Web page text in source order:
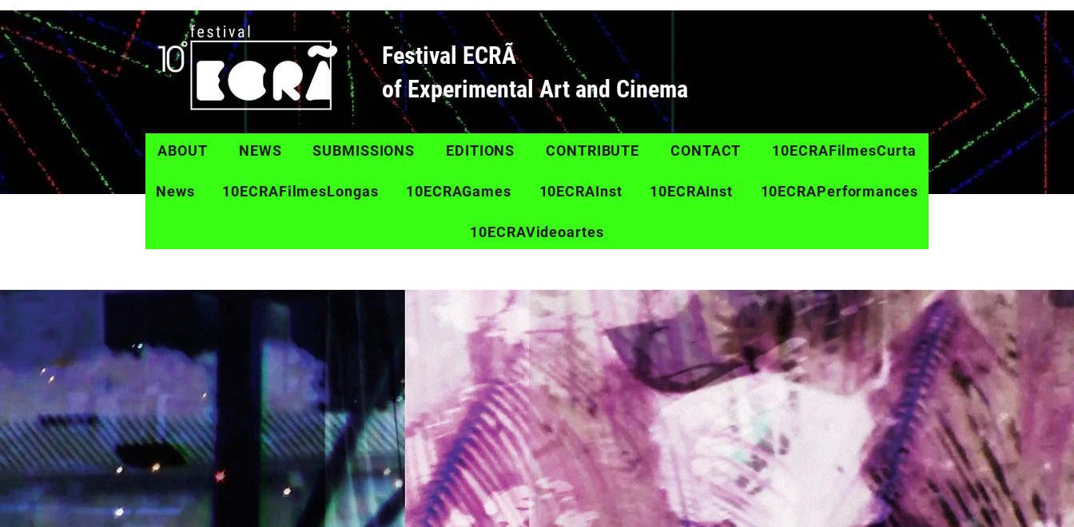
Festival ECRÃ
of Experimental Art and Cinema
ABOUT NEWS SUBMISSIONS EDITIONS CONTRIBUTE CONTACT 10ECRAFilmesCurta
News 10ECRAFilmesLongas 10ECRAGames 10ECRAInst 10ECRAInst 10ECRAPerformances
10ECRAVideoartes